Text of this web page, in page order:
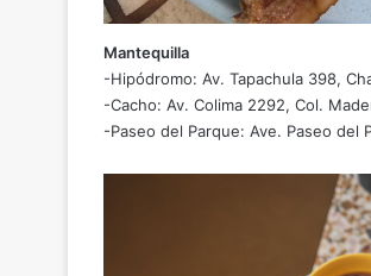
Mantequilla
-Hipódromo: Av. Tapachula 398,
-Cacho: Av. Colima 2292, Col.
-Paseo del Parque: Ave. Paseo del